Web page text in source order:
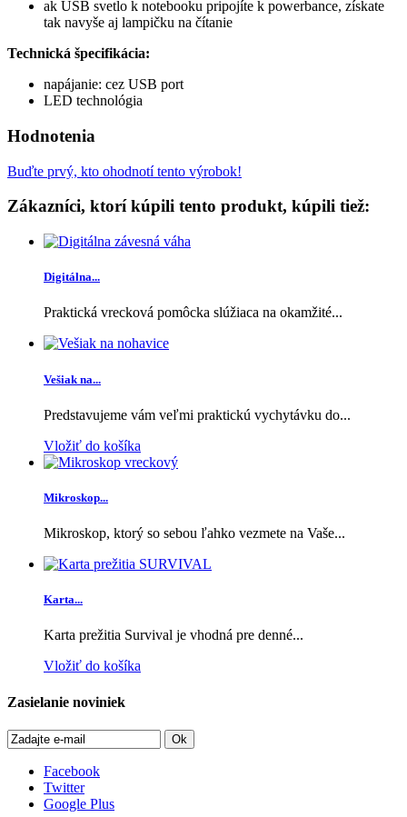
ak USB svetlo k notebooku pripojíte k powerbance, získate
tak navyše aj lampičku na čítanie
Technická špecifikácia:
napájanie: cez USB port
LED technológia
Hodnotenia
Buďte prvý, kto ohodnotí tento výrobok!
Zákazníci, ktorí kúpili tento produkt, kúpili tiež:
Digitálna...
Praktická vrecková pomôcka slúžiaca na okamžité...
Vešiak na...
Predstavujeme vám veľmi praktickú vychytávku do...
Vložiť do košíka
Mikroskop...
Mikroskop, ktorý so sebou ľahko vezmete na Vaše...
Karta...
Karta prežitia Survival je vhodná pre denné...
Vložiť do košíka
Zasielanie noviniek
Ok
Facebook
Twitter
Google Plus